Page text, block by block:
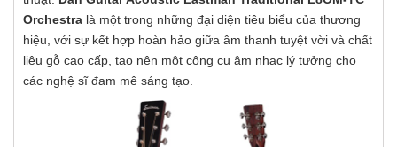
Orchestra là một trong những đại diện tiêu biểu của thương
hiệu, với sự kết hợp hoàn hảo giữa âm thanh tuyệt vời và chất
liệu gỗ cao cấp, tạo nên một công cụ âm nhạc lý tưởng cho
các nghệ sĩ đam mê sáng tạo.